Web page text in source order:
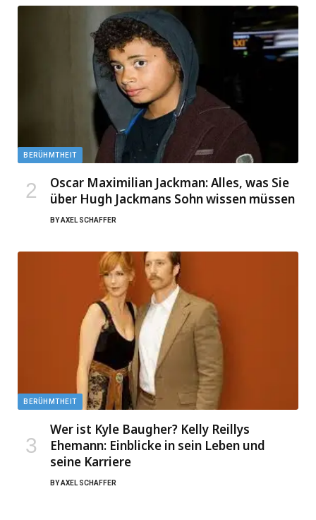
BERÜHMTHEIT
Oscar Maximilian Jackman: Alles, was Sie
über Hugh Jackmans Sohn wissen müssen
BYAXEL SCHAFFER
BERÜHMTHEIT
Wer ist Kyle Baugher? Kelly Reillys
Ehemann: Einblicke in sein Leben und
seine Karriere
BYAXEL SCHAFFER